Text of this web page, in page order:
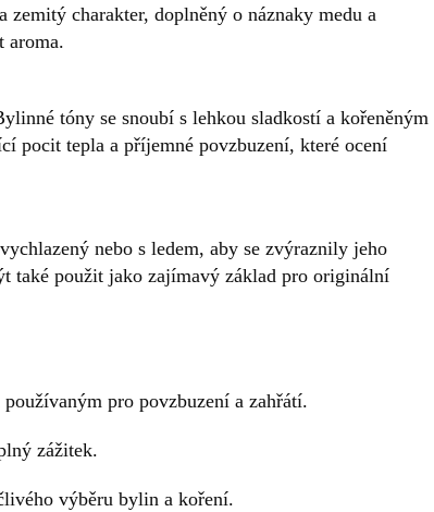
charakter, doplněný o náznaky medu a
aroma.
tóny se snoubí s lehkou sladkostí a kořeněným
pocit tepla a příjemné povzbuzení, které ocení
nebo s ledem, aby se zvýraznily jeho
také použit jako zajímavý základ pro originální
pro povzbuzení a zahřátí.
zážitek.
výběru bylin a koření.